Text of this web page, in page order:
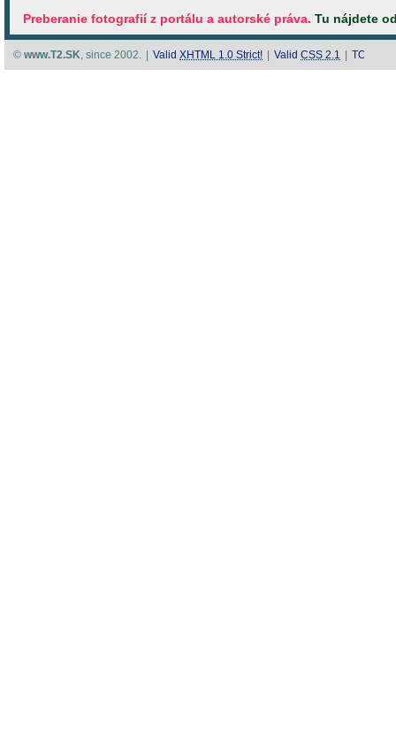
Preberanie fotografií z portálu a autorské práva. Tu nájdete
© www.T2.SK, since 2002. Valid XHTML 1.0 Strict! Valid CSS 2.1